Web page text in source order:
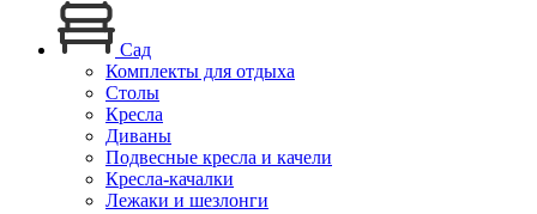
Сад
Комплекты для отдыха
Столы
Кресла
Диваны
Подвесные кресла и качели
Кресла-качалки
Лежаки и шезлонги